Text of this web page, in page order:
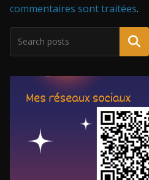
commentaires sont traitées.